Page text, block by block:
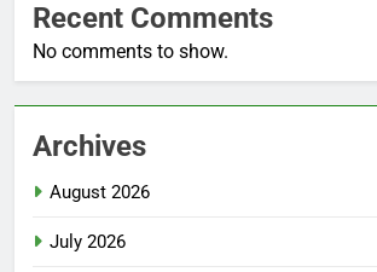
Recent Comments
No comments to show.
Archives
August 2026
July 2026